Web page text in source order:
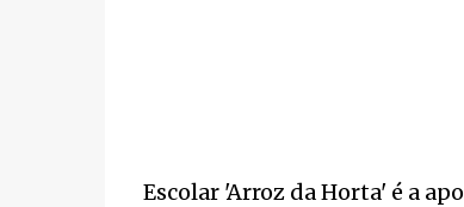
Escolar 'Arroz da Horta' é a